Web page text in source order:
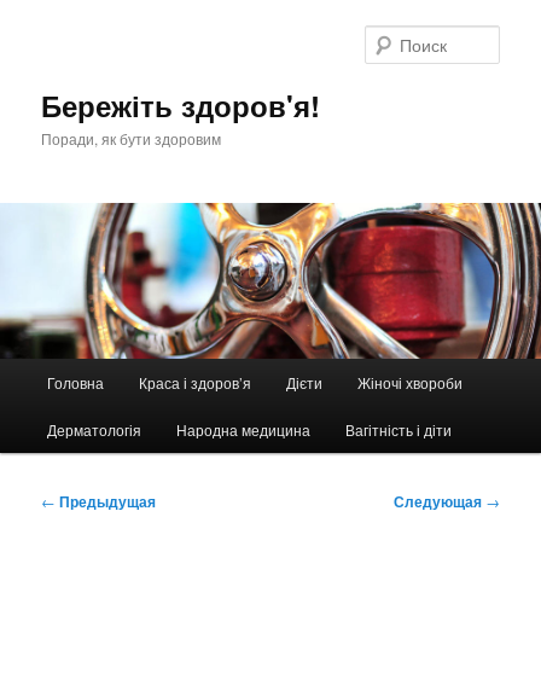
Бережіть здоров'я!
Поради, як бути здоровим
Головна Краса і здоров’я Дієти Жіночі хвороби
Дерматологія Народна медицина Вагітність і діти
Навигация
← Предыдущая Следующая →